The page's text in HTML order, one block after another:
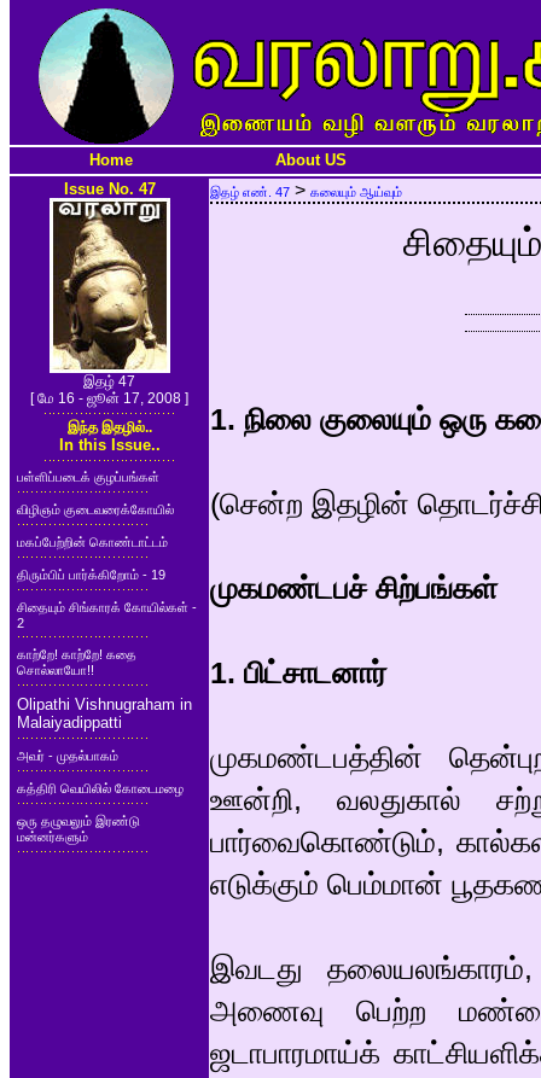
Home
About US
Issue No. 47
இதழ் 47
[ மே 16 - ஜூன் 17, 2008 ]
இந்த இதழில்..
In this Issue..
பள்ளிப்படைக் குழப்பங்கள்
விழிஞம் குடைவரைக்கோயில்
மகப்பேற்றின் கொண்டாட்டம்
திரும்பிப் பார்க்கிறோம் - 19
சிதையும் சிங்காரக் கோயில்கள் -
2
காற்றே! காற்றே! கதை
சொல்லாயோ!!
Olipathi Vishnugraham in
Malaiyadippatti
அவர் - முதல்பாகம்
கத்திரி வெயிலில் கோடைமழை
ஒரு தழுவலும் இரண்டு
மன்னர்களும்
இதழ் எண். 47 > கலையும் ஆய்வும்
1. நிலை குலையும் ஒரு
(சென்ற இதழின்
முகமண்டபச் சிற்பங்கள்
1. பிட்சாடனார்
முகமண்டபத்தின்
ஊன்றி, வலதுகால்
பார்வைகொண்டும்,
எடுக்கும் பெம்மான்
இவடது தலையலங்காரம்,
அணைவு பெற்ற
ஜடாபாரமாய்க்